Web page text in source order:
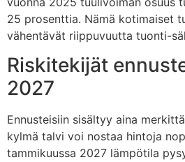
25 prosenttia. Nämä kotimaiset
vähentävät riippuvuutta tuonti-
Riskitekijät
2027
Ennusteisiin sisältyy aina
kylmä talvi voi nostaa hintoja
tammikuussa 2027 lämpötila